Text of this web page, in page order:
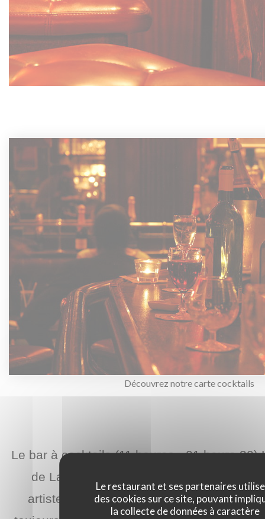
Le restaurant et ses partenaires
des cookies sur ce site, pouvant
la collecte de données à caractère
Découvrez notre carte cocktails
Le bar à cocktails (11 heures - 01 heure
de La Closerie des Lilas qui abrite la
artistes de Verlaine à Hemingway, de